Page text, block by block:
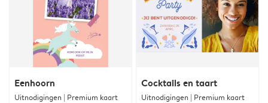
Eenhoorn
Uitnodigingen | Premium kaart
Cocktails en taart
Uitnodigingen | Premium kaart